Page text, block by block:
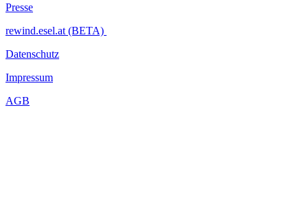
Presse
rewind.esel.at (BETA)
Datenschutz
Impressum
AGB